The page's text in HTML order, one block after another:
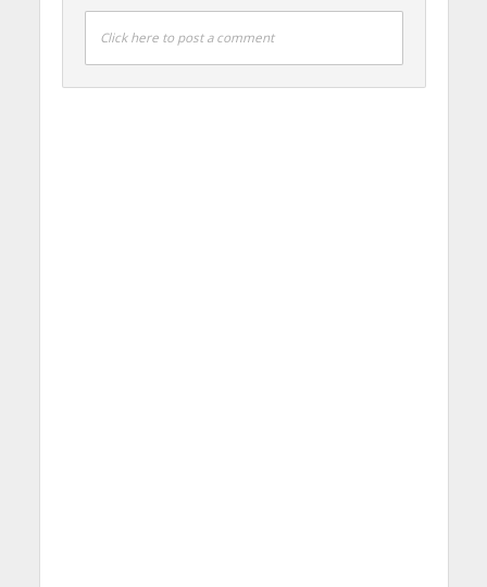
Click here to post a comment